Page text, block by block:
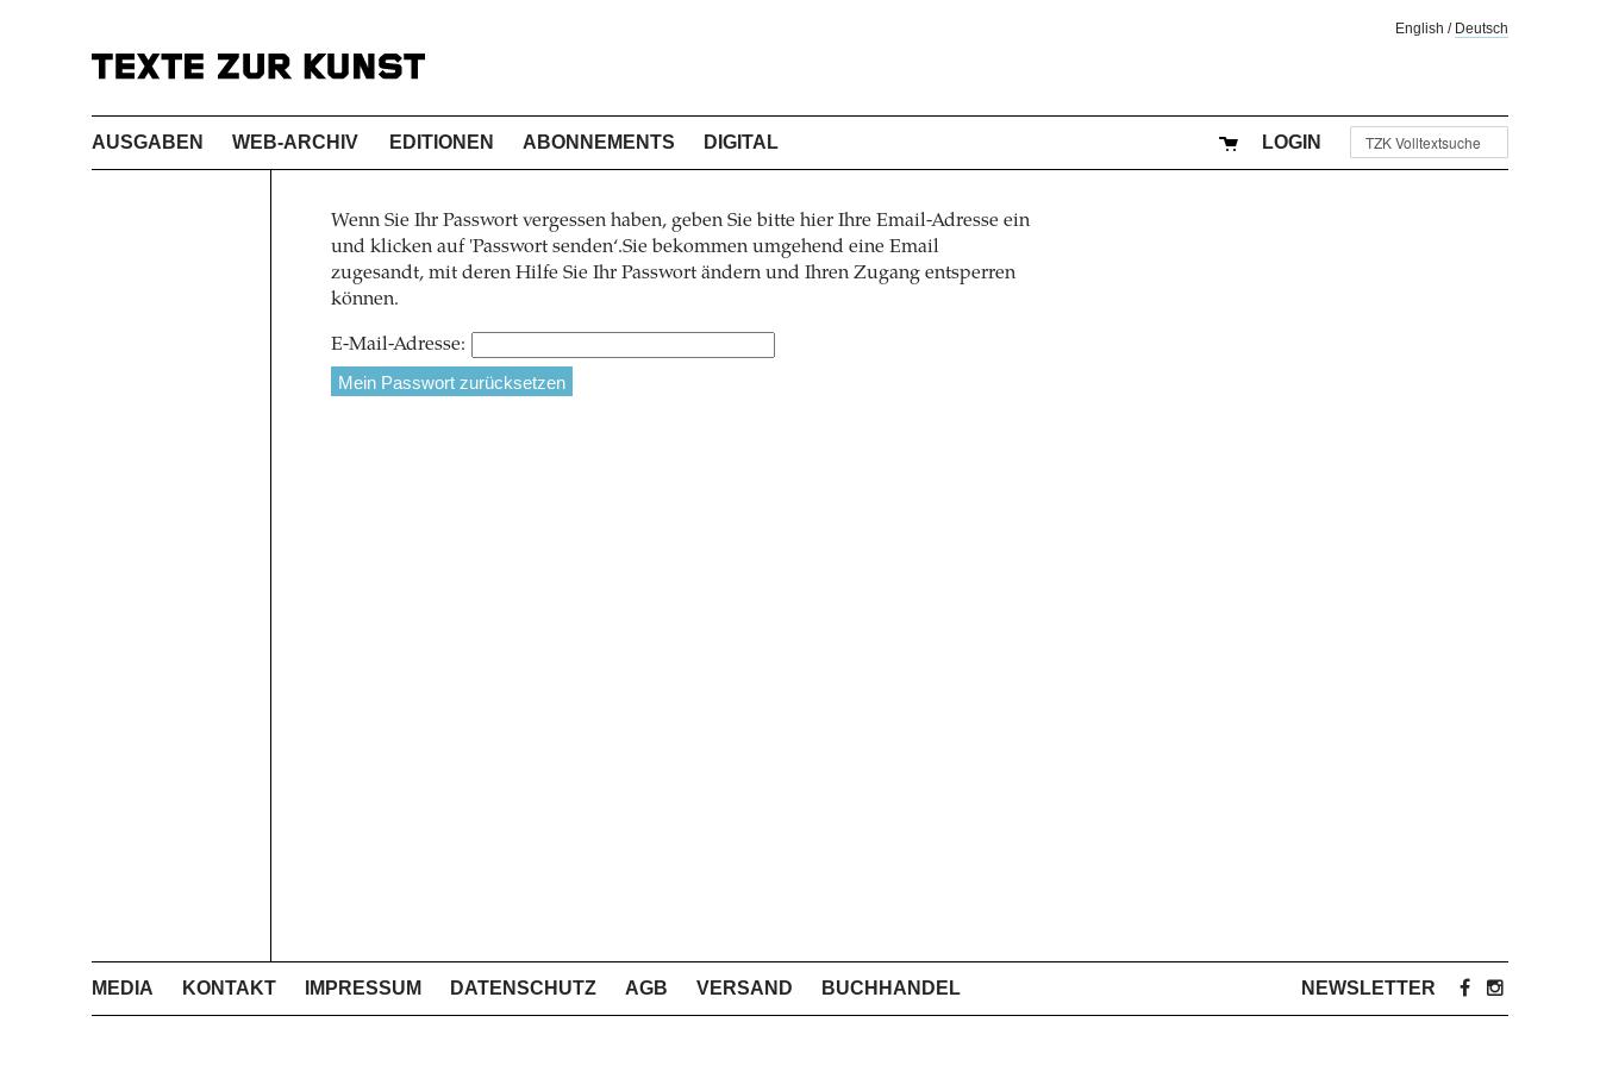
English / Deutsch
AUSGABEN WEB-ARCHIV EDITIONEN ABONNEMENTS DIGITAL LOGIN
Wenn Sie Ihr Passwort vergessen haben, geben Sie bitte hier Ihre Email-Adresse ein
und klicken auf 'Passwort senden‘.Sie bekommen umgehend eine Email
zugesandt, mit deren Hilfe Sie Ihr Passwort ändern und Ihren Zugang entsperren
können.
E-Mail-Adresse:
MEDIA KONTAKT IMPRESSUM DATENSCHUTZ AGB VERSAND BUCHHANDEL NEWSLETTER